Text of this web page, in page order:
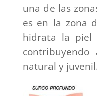
una de las
es en la zona
hidrata la piel
natural y